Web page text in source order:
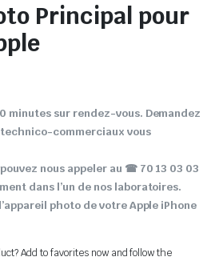
Principal pour
minutes sur rendez-vous. Demandez
technico-commerciaux vous
pouvez nous appeler au ☎ 70 13 03 03
dans l’un de nos laboratoires.
photo de votre Apple iPhone
Add to favorites now and follow the